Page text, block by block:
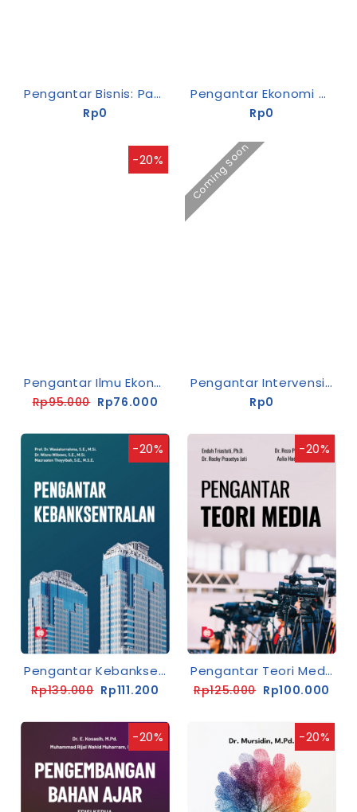
Pengantar Bisnis: Panduan Dasar Dunia Bisnis
Rp0
Pengantar Ekonomi Mikro
Rp0
-20%
Pengantar Ilmu Ekonomi
Rp95.000 Rp76.000
Coming Soon
Pengantar Intervensi Psikologi
Rp0
-20%
Pengantar Kebanksentralan
Rp139.000 Rp111.200
-20%
Pengantar Teori Media
Rp125.000 Rp100.000
-20% -20%